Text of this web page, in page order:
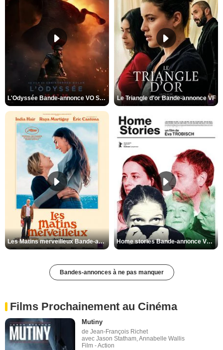
L'Odyssée Bande-annonce VO STFR Le Triangle d'or Bande-annonce VF
Les Matins merveilleux Bande-annonce VF Home stories Bande-annonce VO STFR
Bandes-annonces à ne pas manquer
Films Prochainement au Cinéma
Mutiny
de Jean-François Richet
avec Jason Statham, Annabelle Wallis
Film - Action